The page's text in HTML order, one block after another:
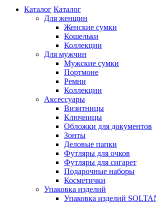
Каталог Каталог
Для женщин
Женские сумки
Кошельки
Коллекции
Для мужчин
Мужские сумки
Портмоне
Ремни
Коллекции
Аксессуары
Визитницы
Ключницы
Обложки для документов
Зонты
Деловые папки
Футляры для очков
Футляры для сигарет
Подарочные наборы
Косметички
Упаковка изделий
Упаковка изделий